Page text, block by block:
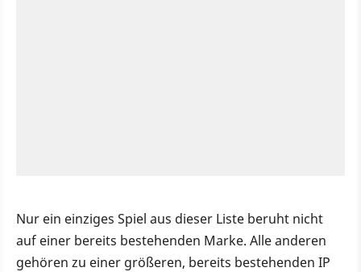
Nur ein einziges Spiel aus dieser Liste beruht nicht
auf einer bereits bestehenden Marke. Alle anderen
gehören zu einer größeren, bereits bestehenden IP